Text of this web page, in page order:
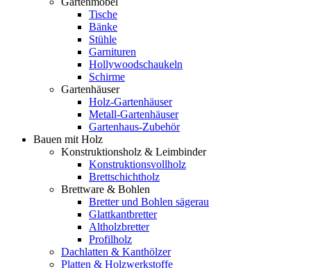
Tische
Bänke
Stühle
Garnituren
Hollywoodschaukeln
Schirme
Gartenhäuser
Holz-Gartenhäuser
Metall-Gartenhäuser
Gartenhaus-Zubehör
Bauen mit Holz
Konstruktionsholz & Leimbinder
Konstruktionsvollholz
Brettschichtholz
Brettware & Bohlen
Bretter und Bohlen sägerau
Glattkantbretter
Altholzbretter
Profilholz
Dachlatten & Kanthölzer
Platten & Holzwerkstoffe